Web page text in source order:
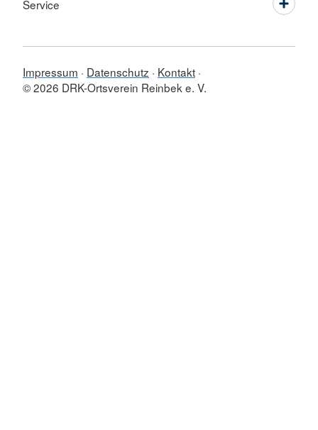
Service
Impressum Datenschutz
Kontakt
© 2026 DRK-Ortsverein Reinbek e. V.